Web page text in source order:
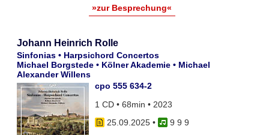
»zur Besprechung«
Johann Heinrich Rolle
Sinfonias • Harpsichord Concertos
Michael Borgstede • Kölner Akademie • Michael
Alexander Willens
cpo 555 634-2
1 CD • 68min • 2023
25.09.2025•
9 9 9